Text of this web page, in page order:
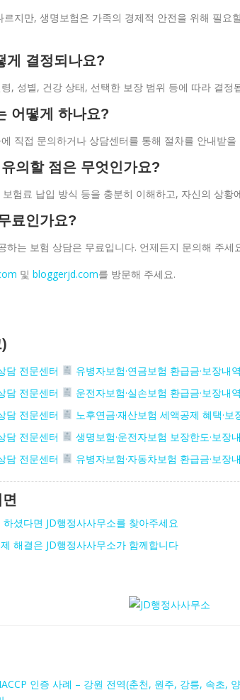
지만, 생명보험은 가족의 경제적 안전을 위해 필요
게 결정되나요?
, 성별, 건강 상태, 선택한 보장 범위 등에 따라 결정
어떻게 하나요?
직접 문의하거나 상담센터를 통해 절차를 안내받을
의할 점은 무엇인가요?
험료 납입 방식 등을 충분히 이해하고, 자신의 상황
료인가요?
하는 보험 상담은 무료입니다. 언제든지 문의해 주세
및 bloggerjd.com를 방문해 주세요.
담 전문센터
유병자보험·연금보험 환급금·보장내
담 전문센터
운전자보험·실손보험 환급금·보장내
담 전문센터
노후연금·재산보험 세액공제 혜택·
담 전문센터
생명보험·운전자보험 보장한도·보장
담 전문센터
유병자보험·자동차보험 환급금·보장
하셨다면 JD행정사사무소를 찾아주세요
해결은 JD행정사사무소가 함께합니다
인증 사례 – 강원 전역(춘천, 원주, 강릉, 속초,